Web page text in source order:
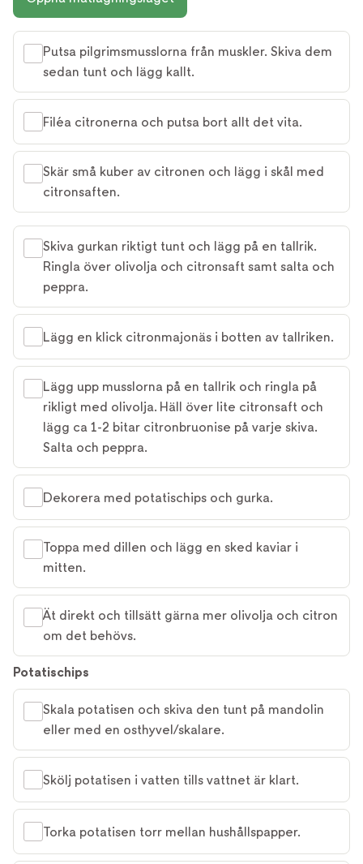
Putsa pilgrimsmusslorna från muskler. Skiva dem
sedan tunt och lägg kallt.
Filéa citronerna och putsa bort allt det vita.
Skär små kuber av citronen och lägg i skål med
citronsaften.
Skiva gurkan riktigt tunt och lägg på en tallrik.
Ringla över olivolja och citronsaft samt salta och
peppra.
Lägg en klick citronmajonäs i botten av tallriken.
Lägg upp musslorna på en tallrik och ringla på
rikligt med olivolja. Häll över lite citronsaft och
lägg ca 1-2 bitar citronbruonise på varje skiva.
Salta och peppra.
Dekorera med potatischips och gurka.
Toppa med dillen och lägg en sked kaviar i
mitten.
Ät direkt och tillsätt gärna mer olivolja och citron
om det behövs.
Potatischips
Skala potatisen och skiva den tunt på mandolin
eller med en osthyvel/skalare.
Skölj potatisen i vatten tills vattnet är klart.
Torka potatisen torr mellan hushållspapper.